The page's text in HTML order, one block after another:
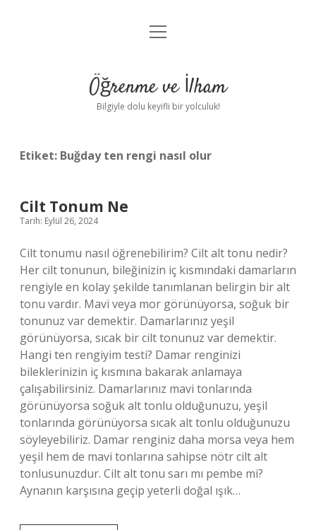
Anasayfa
Yasal Uyarı
menüyü
Öğrenme ve İlham
Bilgiyle dolu keyifli bir yolculuk!
Etiket: Buğday ten rengi nasıl olur
Cilt Tonum Ne
Tarih: Eylül 26, 2024
Cilt tonumu nasıl öğrenebilirim? Cilt alt tonu nedir?
Her cilt tonunun, bileğinizin iç kısmındaki damarların
rengiyle en kolay şekilde tanımlanan belirgin bir alt
tonu vardır. Mavi veya mor görünüyorsa, soğuk bir
tonunuz var demektir. Damarlarınız yeşil
görünüyorsa, sıcak bir cilt tonunuz var demektir.
Hangi ten rengiyim testi? Damar renginizi
bileklerinizin iç kısmına bakarak anlamaya
çalışabilirsiniz. Damarlarınız mavi tonlarında
görünüyorsa soğuk alt tonlu olduğunuzu, yeşil
tonlarında görünüyorsa sıcak alt tonlu olduğunuzu
söyleyebiliriz. Damar renginiz daha morsa veya hem
yeşil hem de mavi tonlarına sahipse nötr cilt alt
tonlusunuzdur. Cilt alt tonu sarı mı pembe mi?
Aynanın karşısına geçip yeterli doğal ışık…